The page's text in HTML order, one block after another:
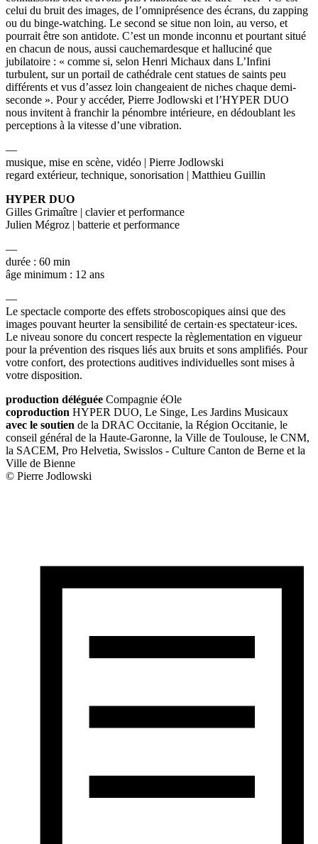
celui du bruit des images, de l’omniprésence des écrans, du zapping
ou du binge-watching. Le second se situe non loin, au verso, et
pourrait être son antidote. C’est un monde inconnu et pourtant situé
en chacun de nous, aussi cauchemardesque et halluciné que
jubilatoire : « comme si, selon Henri Michaux dans L’Infini
turbulent, sur un portail de cathédrale cent statues de saints peu
différents et vus d’assez loin changeaient de niches chaque demi-
seconde ». Pour y accéder, Pierre Jodlowski et l’HYPER DUO
nous invitent à franchir la pénombre intérieure, en dédoublant les
perceptions à la vitesse d’une vibration.
—
musique, mise en scène, vidéo | Pierre Jodlowski
regard extérieur, technique, sonorisation | Matthieu Guillin
HYPER DUO
Gilles Grimaître | clavier et performance
Julien Mégroz | batterie et performance
—
durée : 60 min
âge minimum : 12 ans
—
Le spectacle comporte des effets stroboscopiques ainsi que des
images pouvant heurter la sensibilité de certain·es spectateur·ices.
Le niveau sonore du concert respecte la règlementation en vigueur
pour la prévention des risques liés aux bruits et sons amplifiés. Pour
votre confort, des protections auditives individuelles sont mises à
votre disposition.
production déléguée Compagnie éOle
coproduction HYPER DUO, Le Singe, Les Jardins Musicaux
avec le soutien de la DRAC Occitanie, la Région Occitanie, le
conseil général de la Haute-Garonne, la Ville de Toulouse, le CNM,
la SACEM, Pro Helvetia, Swisslos - Culture Canton de Berne et la
Ville de Bienne
© Pierre Jodlowski